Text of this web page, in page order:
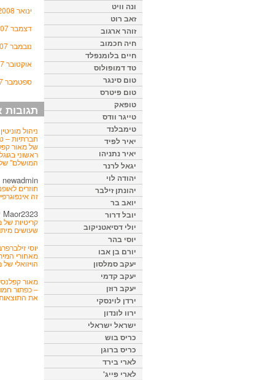
ינואר 2008
דצמבר 2007
נובמבר 2007
אוקטובר 2007
ספטמבר 2007
תגובות
ניהול
חברתיות –
של מאור
ראשוני
המושלם"
newadmin
חוזרים
זה
Maor2323
קריטיות
שעושים
יוסי
מאחורי
הויזואלי
מאור
– כפתור
את
ונה וויט
זאב רוט
זוהר ארגוב
חיה חכמוב
חיים בלומנפלד
טד דמופולוס
טום סינגר
טום פיטרס
טופאק
טייגר וודס
טימבלנד
יאיר לפיד
יאיר נתניהו
יגאל לרנר
יהודה לוי
יהונתן זילבר
יואב בר
יובל דרור
יולי דסיאטניקוב
יוסי בהר
יורם בן אבו
יעקב סמלסון
יעקב קדמי
יעקב רוזן
ירדן לוינסקי
ירוו לונדון
ישראל ישראלי
כריס בוש
כריס ברוגן
לארי בירד
לארי פייג'